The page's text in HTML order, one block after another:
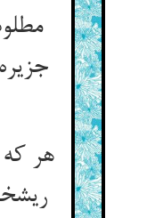
هر